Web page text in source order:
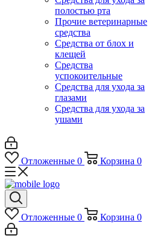
полостью рта
Прочие ветеринарные
средства
Средства от блох и
клещей
Средства
успокоительные
Средства для ухода за
глазами
Средства для ухода за
ушами
Отложенные 0 Корзина 0
Отложенные 0 Корзина 0